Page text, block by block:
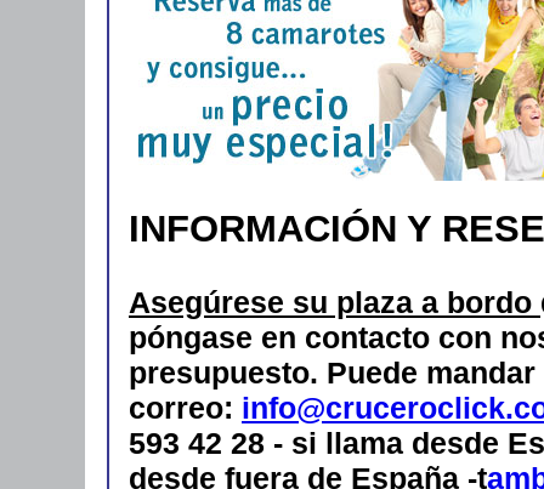
INFORMACIÓN Y
Asegúrese su plaza a bordo
póngase en contacto con
presupuesto. Puede
correo:
593 42 28 - si llama desde
desde fuera de España -t